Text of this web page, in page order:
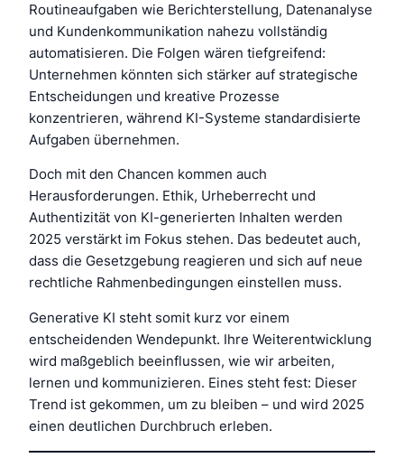
Routineaufgaben wie Berichterstellung, Datenanalyse
und Kundenkommunikation nahezu vollständig
automatisieren. Die Folgen wären tiefgreifend:
Unternehmen könnten sich stärker auf strategische
Entscheidungen und kreative Prozesse
konzentrieren, während KI-Systeme standardisierte
Aufgaben übernehmen.
Doch mit den Chancen kommen auch
Herausforderungen. Ethik, Urheberrecht und
Authentizität von KI-generierten Inhalten werden
2025 verstärkt im Fokus stehen. Das bedeutet auch,
dass die Gesetzgebung reagieren und sich auf neue
rechtliche Rahmenbedingungen einstellen muss.
Generative KI steht somit kurz vor einem
entscheidenden Wendepunkt. Ihre Weiterentwicklung
wird maßgeblich beeinflussen, wie wir arbeiten,
lernen und kommunizieren. Eines steht fest: Dieser
Trend ist gekommen, um zu bleiben – und wird 2025
einen deutlichen Durchbruch erleben.